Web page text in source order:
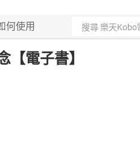
何使用
電子書】